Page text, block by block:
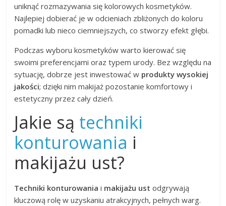
uniknąć rozmazywania się kolorowych kosmetyków.
Najlepiej dobierać je w odcieniach zbliżonych do koloru
pomadki lub nieco ciemniejszych, co stworzy efekt głębi.
Podczas wyboru kosmetyków warto kierować się
swoimi preferencjami oraz typem urody. Bez względu na
sytuację, dobrze jest inwestować w produkty wysokiej
jakości; dzięki nim makijaż pozostanie komfortowy i
estetyczny przez cały dzień.
Jakie są techniki
konturowania i
makijażu ust?
Techniki konturowania i makijażu ust odgrywają
kluczową rolę w uzyskaniu atrakcyjnych, pełnych warg.